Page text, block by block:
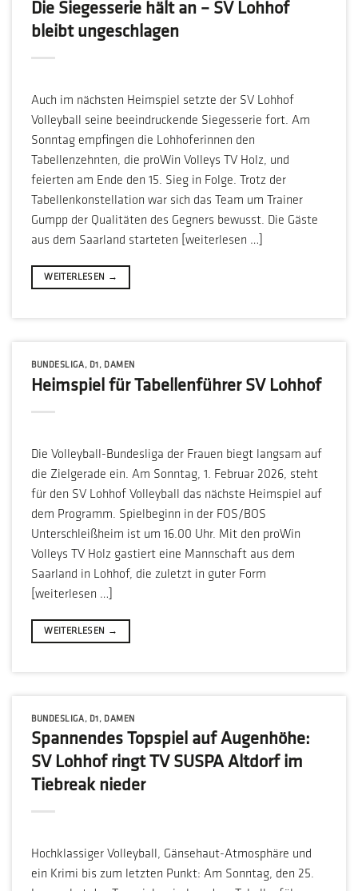
Die Siegesserie hält an – SV Lohhof
bleibt ungeschlagen
Auch im nächsten Heimspiel setzte der SV Lohhof
Volleyball seine beeindruckende Siegesserie fort. Am
Sonntag empfingen die Lohhoferinnen den
Tabellenzehnten, die proWin Volleys TV Holz, und
feierten am Ende den 15. Sieg in Folge. Trotz der
Tabellenkonstellation war sich das Team um Trainer
Gumpp der Qualitäten des Gegners bewusst. Die Gäste
aus dem Saarland starteten [weiterlesen …]
WEITERLESEN →
BUNDESLIGA, D1 , DAMEN
Heimspiel für Tabellenführer SV Lohhof
Die Volleyball-Bundesliga der Frauen biegt langsam auf
die Zielgerade ein. Am Sonntag, 1. Februar 2026, steht
für den SV Lohhof Volleyball das nächste Heimspiel auf
dem Programm. Spielbeginn in der FOS/BOS
Unterschleißheim ist um 16.00 Uhr. Mit den proWin
Volleys TV Holz gastiert eine Mannschaft aus dem
Saarland in Lohhof, die zuletzt in guter Form
[weiterlesen …]
WEITERLESEN →
BUNDESLIGA, D1 , DAMEN
Spannendes Topspiel auf Augenhöhe:
SV Lohhof ringt TV SUSPA Altdorf im
Tiebreak nieder
Hochklassiger Volleyball, Gänsehaut-Atmosphäre und
ein Krimi bis zum letzten Punkt: Am Sonntag, den 25.